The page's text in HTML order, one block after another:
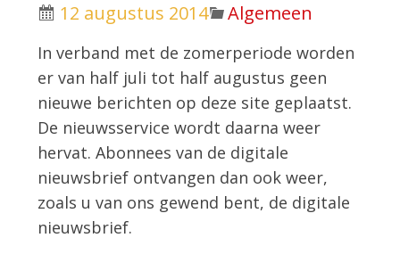
12 augustus 2014 Algemeen
In verband met de zomerperiode worden
er van half juli tot half augustus geen
nieuwe berichten op deze site geplaatst.
De nieuwsservice wordt daarna weer
hervat. Abonnees van de digitale
nieuwsbrief ontvangen dan ook weer,
zoals u van ons gewend bent, de digitale
nieuwsbrief.